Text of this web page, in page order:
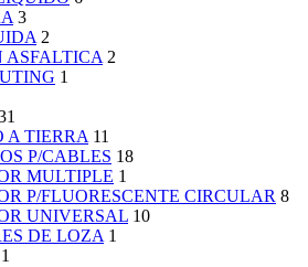
3
2
ASFALTICA 2
1
A TIERRA 11
P/CABLES 18
MULTIPLE 1
P/FLUORESCENTE CIRCULAR 8
UNIVERSAL 10
DE LOZA 1
1